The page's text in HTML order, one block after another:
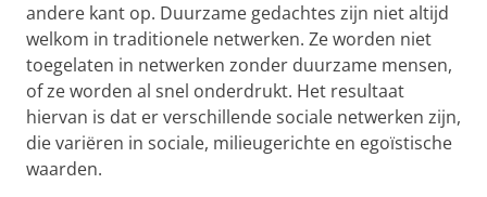
andere kant op. Duurzame gedachtes zijn niet altijd
welkom in traditionele netwerken. Ze worden niet
toegelaten in netwerken zonder duurzame mensen,
of ze worden al snel onderdrukt. Het resultaat
hiervan is dat er verschillende sociale netwerken zijn,
die variëren in sociale, milieugerichte en egoïstische
waarden.